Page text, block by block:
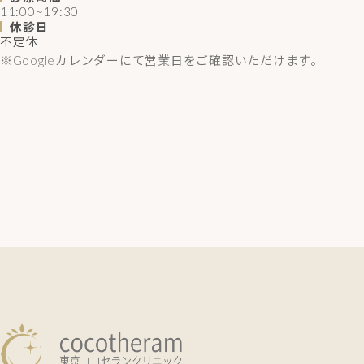
11:00~19:30
休診日
不定休
※Googleカレンダーにて営業日をご確認いただけます。